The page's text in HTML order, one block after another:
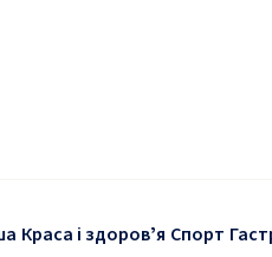
Краса і здоровʼя Спорт